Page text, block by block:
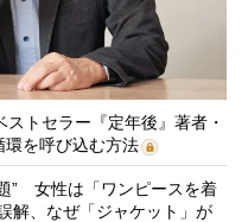
ストセラー『定年後』著者・
を呼び込む方法
” 女性は「ワンピースを着
解、なぜ「ジャケット」が